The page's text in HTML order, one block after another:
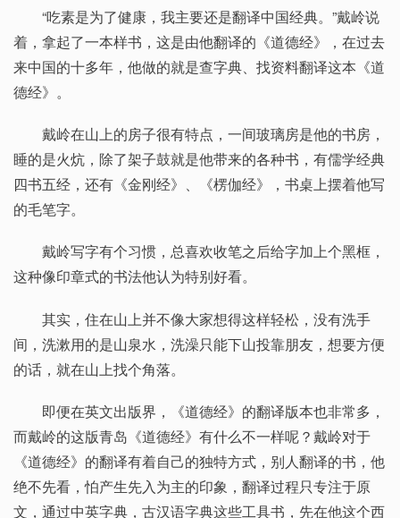
“吃素是为了健康，我主要还是翻译中国经典。”戴岭说
着，拿起了一本样书，这是由他翻译的《道德经》，在过去
来中国的十多年，他做的就是查字典、找资料翻译这本《道
德经》。
戴岭在山上的房子很有特点，一间玻璃房是他的书房，
睡的是火炕，除了架子鼓就是他带来的各种书，有儒学经典
四书五经，还有《金刚经》、《楞伽经》，书桌上摆着他写
的毛笔字。
戴岭写字有个习惯，总喜欢收笔之后给字加上个黑框，
这种像印章式的书法他认为特别好看。
其实，住在山上并不像大家想得这样轻松，没有洗手
间，洗漱用的是山泉水，洗澡只能下山投靠朋友，想要方便
的话，就在山上找个角落。
即便在英文出版界，《道德经》的翻译版本也非常多，
而戴岭的这版青岛《道德经》有什么不一样呢？戴岭对于
《道德经》的翻译有着自己的独特方式，别人翻译的书，他
绝不先看，怕产生先入为主的印象，翻译过程只专注于原
文，通过中英字典，古汉语字典这些工具书，先在他这个西